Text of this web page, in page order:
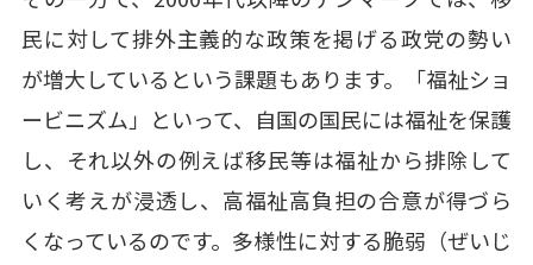
民に対して排外主義的な政策を掲げる政党の勢い
が増大しているという課題もあります。「福祉ショ
ービニズム」といって、自国の国民には福祉を保護
し、それ以外の例えば移民等は福祉から排除して
いく考えが浸透し、高福祉高負担の合意が得づら
くなっているのです。多様性に対する脆弱（ぜいじ